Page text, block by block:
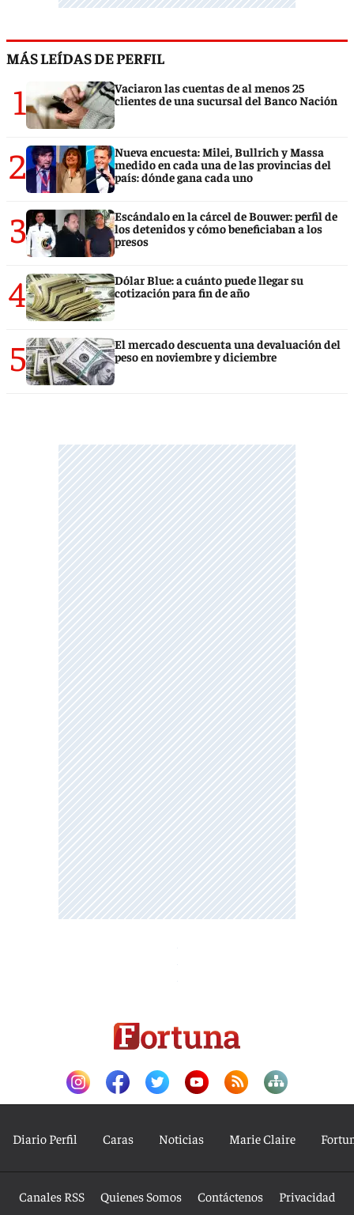
MÁS LEÍDAS DE PERFIL
1
Vaciaron las cuentas de al menos 25
clientes de una sucursal del Banco Nación
2
Nueva encuesta: Milei, Bullrich y Massa
medido en cada una de las provincias del
país: dónde gana cada uno
3
Escándalo en la cárcel de Bouwer: perfil de
los detenidos y cómo beneficiaban a los
presos
4
Dólar Blue: a cuánto puede llegar su
cotización para fin de año
5
El mercado descuenta una devaluación del
peso en noviembre y diciembre
Diario Perfil Caras Noticias Marie Claire
Canales RSS Quienes Somos Contáctenos Privacidad